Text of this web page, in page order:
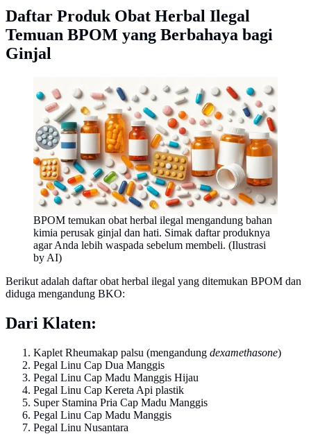
Daftar Produk Obat Herbal Ilegal
Temuan BPOM yang Berbahaya bagi
Ginjal
BPOM temukan obat herbal ilegal mengandung bahan
kimia perusak ginjal dan hati. Simak daftar produknya
agar Anda lebih waspada sebelum membeli. (Ilustrasi
by AI)
Berikut adalah daftar obat herbal ilegal yang ditemukan BPOM dan
diduga mengandung BKO:
Dari Klaten:
Kaplet Rheumakap palsu (mengandung dexamethasone)
Pegal Linu Cap Dua Manggis
Pegal Linu Cap Madu Manggis Hijau
Pegal Linu Cap Kereta Api plastik
Super Stamina Pria Cap Madu Manggis
Pegal Linu Cap Madu Manggis
Pegal Linu Nusantara